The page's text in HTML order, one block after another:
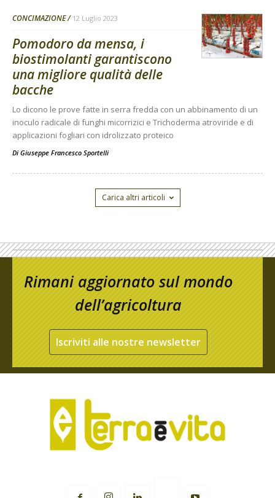
CONCIMAZIONE 12 Luglio 2023
Pomodoro da mensa, i
biostimolanti garantiscono
una migliore qualità delle
bacche
Lo dicono le prove fatte in serra fredda con un abbinamento di un
inoculo radicale di funghi micorrizici e Trichoderma atroviride e di
applicazioni fogliari con idrolizzato proteico
Di Giuseppe Francesco Sportelli
Carica altri articoli
Rimani aggiornato sul mondo
dell’agricoltura
Iscriviti alle nostre newsletter